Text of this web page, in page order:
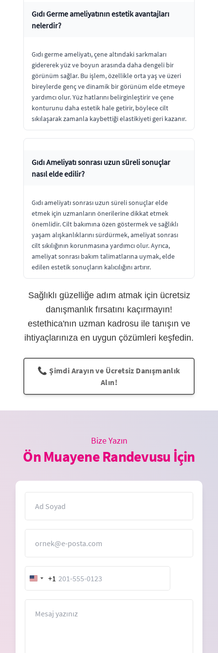
Gıdı Germe ameliyatının estetik avantajları
nelerdir?
Gıdı germe ameliyatı, çene altındaki sarkmaları
gidererek yüz ve boyun arasında daha dengeli bir
görünüm sağlar. Bu işlem, özellikle orta yaş ve üzeri
bireylerde genç ve dinamik bir görünüm elde etmeye
yardımcı olur. Yüz hatlarını belirginleştirir ve çene
konturunu daha estetik hale getirir, böylece cilt
sıkılaşarak zamanla kaybettiği elastikiyeti geri kazanır.
Gıdı Ameliyatı sonrası uzun süreli sonuçlar
nasıl elde edilir?
Gıdı ameliyatı sonrası uzun süreli sonuçlar elde
etmek için uzmanların önerilerine dikkat etmek
önemlidir. Cilt bakımına özen göstermek ve sağlıklı
yaşam alışkanlıklarını sürdürmek, ameliyat sonrası
cilt sıkılığının korunmasına yardımcı olur. Ayrıca,
ameliyat sonrası bakım talimatlarına uymak, elde
edilen estetik sonuçların kalıcılığını artırır.
Sağlıklı güzelliğe adım atmak için ücretsiz
danışmanlık fırsatını kaçırmayın!
estethica'nın uzman kadrosu ile tanışın ve
ihtiyaçlarınıza en uygun çözümleri keşfedin.
📞 Şimdi Arayın ve Ücretsiz Danışmanlık
Alın!
Bize Yazın
Ön Muayene Randevusu İçin
United
States
+1